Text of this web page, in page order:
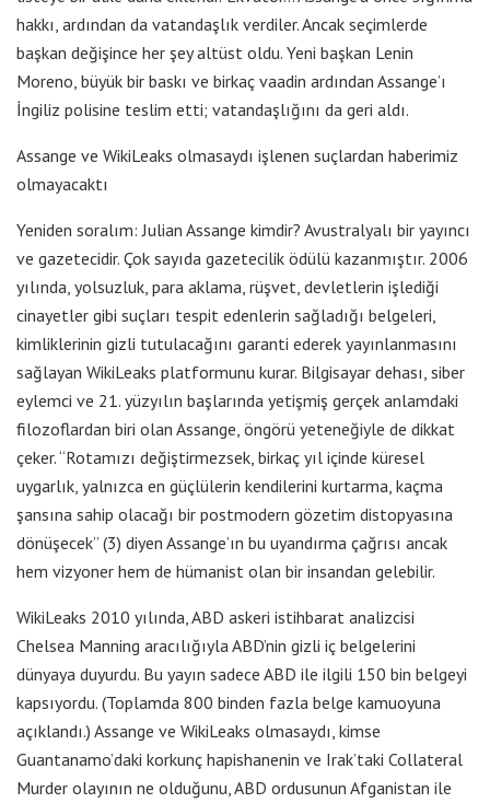
hakkı, ardından da vatandaşlık verdiler. Ancak seçimlerde
başkan değişince her şey altüst oldu. Yeni başkan Lenin
Moreno, büyük bir baskı ve birkaç vaadin ardından Assange’ı
İngiliz polisine teslim etti; vatandaşlığını da geri aldı.
Assange ve WikiLeaks olmasaydı işlenen suçlardan haberimiz
olmayacaktı
Yeniden soralım: Julian Assange kimdir? Avustralyalı bir yayıncı
ve gazetecidir. Çok sayıda gazetecilik ödülü kazanmıştır. 2006
yılında, yolsuzluk, para aklama, rüşvet, devletlerin işlediği
cinayetler gibi suçları tespit edenlerin sağladığı belgeleri,
kimliklerinin gizli tutulacağını garanti ederek yayınlanmasını
sağlayan WikiLeaks platformunu kurar. Bilgisayar dehası, siber
eylemci ve 21. yüzyılın başlarında yetişmiş gerçek anlamdaki
filozoflardan biri olan Assange, öngörü yeteneğiyle de dikkat
çeker. “Rotamızı değiştirmezsek, birkaç yıl içinde küresel
uygarlık, yalnızca en güçlülerin kendilerini kurtarma, kaçma
şansına sahip olacağı bir postmodern gözetim distopyasına
dönüşecek” (3) diyen Assange’ın bu uyandırma çağrısı ancak
hem vizyoner hem de hümanist olan bir insandan gelebilir.
WikiLeaks 2010 yılında, ABD askeri istihbarat analizcisi
Chelsea Manning aracılığıyla ABD’nin gizli iç belgelerini
dünyaya duyurdu. Bu yayın sadece ABD ile ilgili 150 bin belgeyi
kapsıyordu. (Toplamda 800 binden fazla belge kamuoyuna
açıklandı.) Assange ve WikiLeaks olmasaydı, kimse
Guantanamo’daki korkunç hapishanenin ve Irak’taki Collateral
Murder olayının ne olduğunu, ABD ordusunun Afganistan ile